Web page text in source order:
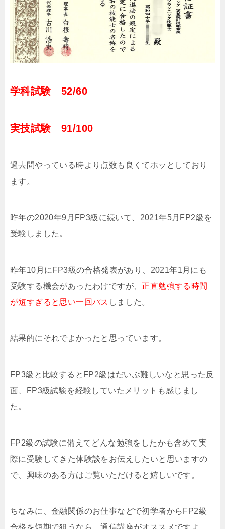
学科試験 52/60
実技試験 91/100
過去問やっている時より点数も良くてホッとしており
ます。
昨年の2020年9月FP3級に続いて、2021年5月FP2級を
受験しました。
昨年10月にFP3級の合格発表があり、2021年1月にも
受験する機会があったわけですが、 正直勉強する時間
が短すぎると思い一回パス しました。
結果的にそれでよかったと思っています。
FP3級と比較するとFP2級はだいぶ難しいなと思った反
面、FP3級試験を経験していたメリットも感じまし
た。
FP2級の試験に備えてどんな勉強をしたかも含めて実
際に受験してきた体験談をお伝えしたいと思いますの
で、興味のある方はご覧いただけると嬉しいです。
ちなみに、金融関係のお仕事などで初学者からFP2級
合格を短期で狙うなら、通信講座がオススメですよ。